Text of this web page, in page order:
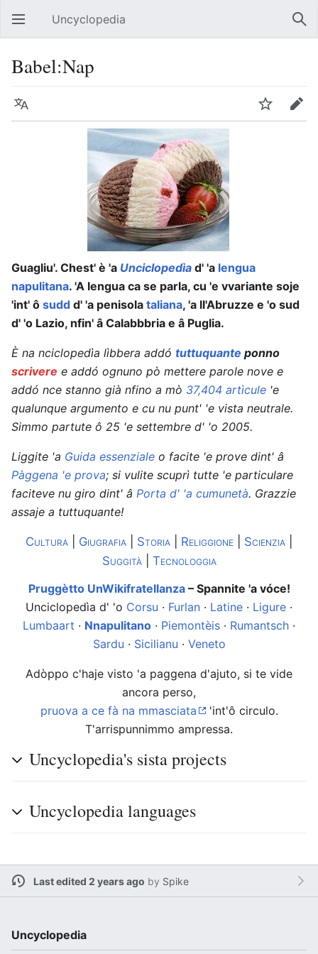
Open main menu Uncyclopedia
Babel:Nap
Language Watch Edit
Guagliu'. Chest' è 'a Unciclopedìa d' 'a lengua
napulitana. 'A lengua ca se parla, cu 'e vvariante soje
'int' ô sudd d' 'a penisola taliana, 'a ll'Abruzze e 'o sud
d' 'o Lazio, nfin' â Calabbbria e â Puglia.
È na nciclopedìa lìbbera addó tuttuquante ponno
scrivere e addó ognuno pò mettere parole nove e
addó nce stanno già nfino a mò 37,404 artìcule 'e
qualunque argumento e cu nu punt' 'e vista neutrale.
Simmo partute ô 25 'e settembre d' 'o 2005.
Liggite 'a Guida essenziale o facite 'e prove dint' â
Pàggena 'e prova; si vulite scuprì tutte 'e particulare
faciteve nu giro dint' â Porta d' 'a cumunetà. Grazzie
assaje a tuttuquante!
Cultura Giugrafia Storia Religgione Scienzia
Suggità| Tecnologgia
Pruggètto UnWikifratellanza– Spannite 'a vóce!
Unciclopedìa d' 'o Corsu · Furlan · Latine · Ligure ·
Lumbaart · Nnapulitano · Piemontèis · Rumantsch ·
Sardu · Sicilianu · Veneto
Adòppo c'haje visto 'a paggena d'ajuto, si te vide
ancora perso,
pruova a ce fà na mmasciata
'int'ô circulo.
T'arrispunnimmo ampressa.
Uncyclopedia's sista projects
Uncyclopedia languages
Last edited 2 years ago by Spike
Uncyclopedia